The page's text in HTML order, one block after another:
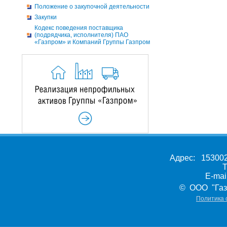
Положение о закупочной деятельности
Закупки
Кодекс поведения поставщика
(подрядчика, исполнителя) ПАО
«Газпром» и Компаний Группы Газпром
Адрес:
E-
© ООО
Политика